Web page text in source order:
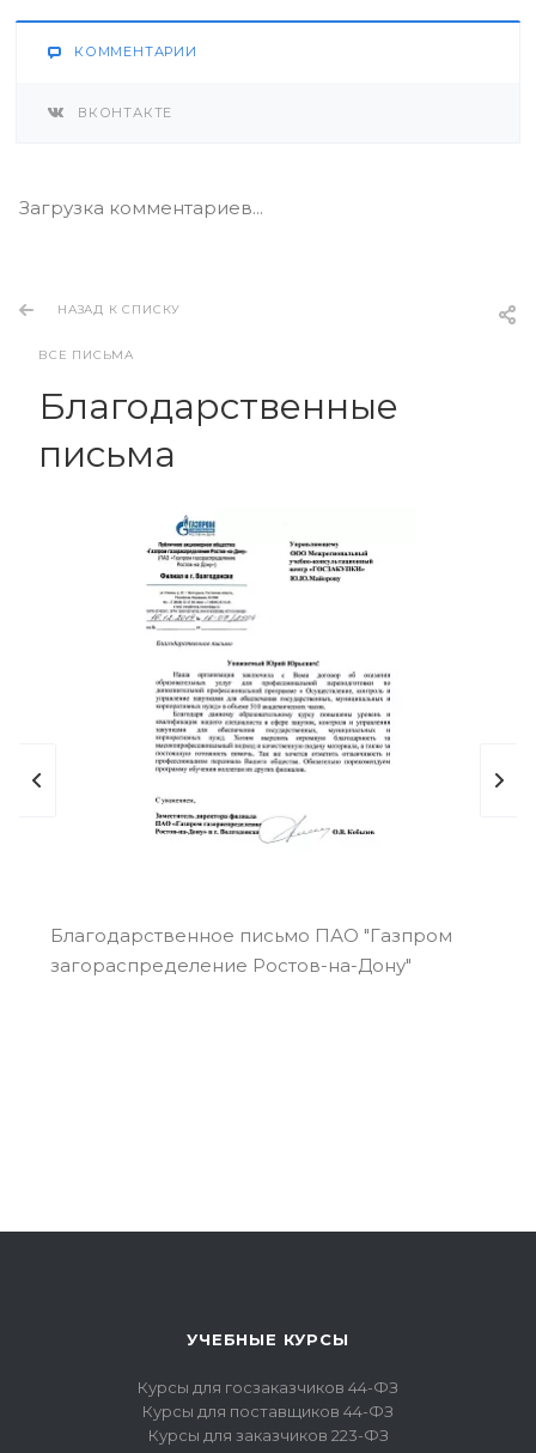
КОММЕНТАРИИ
ВКОНТАКТЕ
Загрузка комментариев...
НАЗАД К СПИСКУ
ВСЕ ПИСЬМА
Благодарственные
письма
Благодарственное письмо ПАО "Газпром
загораспределение Ростов-на-Дону"
УЧЕБНЫЕ КУРСЫ
Курсы для госзаказчиков 44-ФЗ
Курсы для поставщиков 44-ФЗ
Курсы для заказчиков 223-ФЗ